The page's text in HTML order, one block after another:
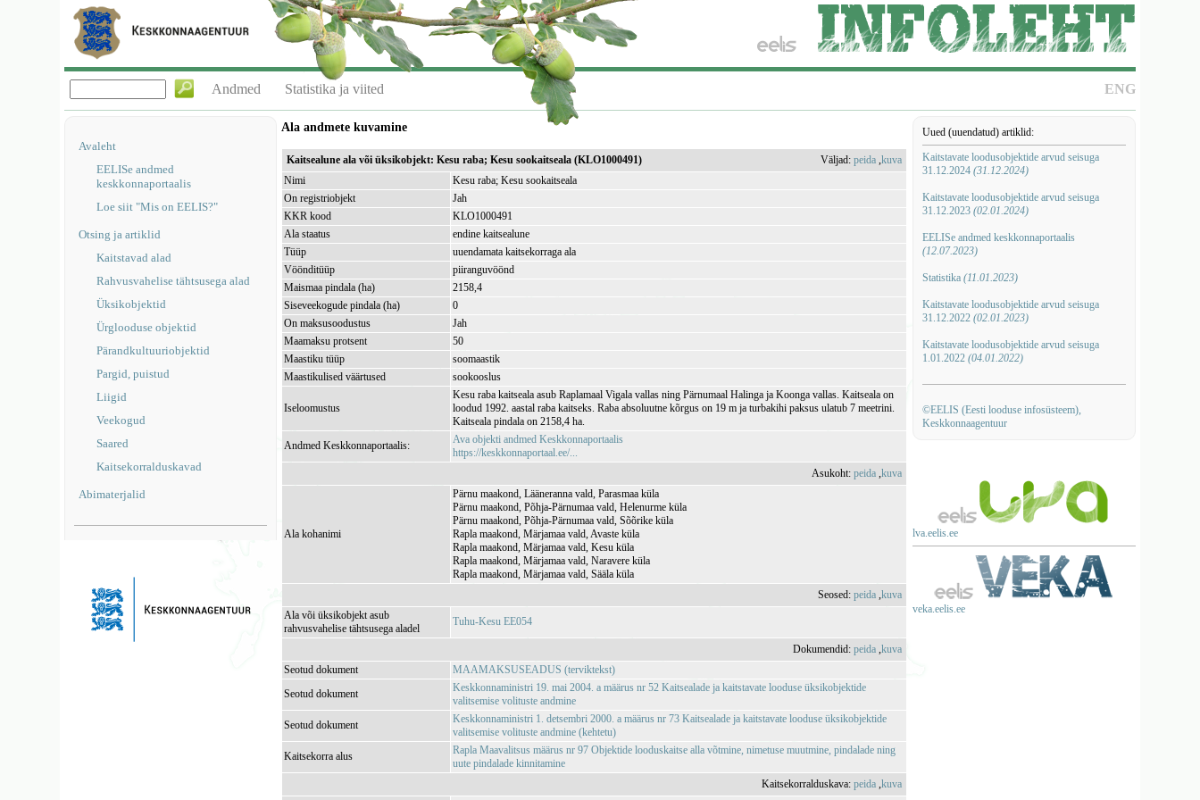
ENG
Andmed Statistika ja viited
Avaleht
EELISe andmed
keskkonnaportaalis
Loe siit "Mis on EELIS?"
Otsing ja artiklid
Kaitstavad alad
Rahvusvahelise tähtsusega alad
Üksikobjektid
Ürglooduse objektid
Pärandkultuuriobjektid
Pargid, puistud
Liigid
Veekogud
Saared
Kaitsekorralduskavad
Abimaterjalid
Uued (uuendatud) artiklid:
Kaitstavate loodusobjektide arvud seisuga
31.12.2024 (31.12.2024)
Kaitstavate loodusobjektide arvud seisuga
31.12.2023 (02.01.2024)
EELISe andmed keskkonnaportaalis
(12.07.2023)
Statistika (11.01.2023)
Kaitstavate loodusobjektide arvud seisuga
31.12.2022 (02.01.2023)
Kaitstavate loodusobjektide arvud seisuga
1.01.2022 (04.01.2022)
©EELIS (Eesti looduse infosüsteem),
Keskkonnaagentuur
lva.eelis.ee
veka.eelis.ee
Ala andmete kuvamine
Kaitsealune ala või üksikobjekt: Kesu raba; Kesu sookaitseala (KLO1000491) Väljad:peida ,kuva
Nimi
Kesu raba; Kesu sookaitseala
On registriobjekt
Jah
KKR kood
KLO1000491
Ala staatus
endine kaitsealune
Tüüp
uuendamata kaitsekorraga ala
Vöönditüüp
piiranguvöönd
Maismaa pindala (ha)
2158,4
Siseveekogude pindala (ha)
0
On maksusoodustus
Jah
Maamaksu protsent
50
Maastiku tüüp
soomaastik
Maastikulised väärtused
sookooslus
Iseloomustus
Kesu raba kaitseala asub Raplamaal Vigala vallas ning Pärnumaal Halinga ja Koonga vallas. Kaitseala on
loodud 1992. aastal raba kaitseks. Raba absoluutne kõrgus on 19 m ja turbakihi paksus ulatub 7 meetrini.
Kaitseala pindala on 2158,4 ha.
Andmed Keskkonnaportaalis:
Ava objekti andmed Keskkonnaportaalis
https://keskkonnaportaal.ee/...
Asukoht:peida ,kuva
Ala kohanimi
Pärnu maakond, Lääneranna vald, Parasmaa küla
Pärnu maakond, Põhja-Pärnumaa vald, Helenurme küla
Pärnu maakond, Põhja-Pärnumaa vald, Sõõrike küla
Rapla maakond, Märjamaa vald, Avaste küla
Rapla maakond, Märjamaa vald, Kesu küla
Rapla maakond, Märjamaa vald, Naravere küla
Rapla maakond, Märjamaa vald, Sääla küla
Seosed:peida ,kuva
Ala või üksikobjekt asub
rahvusvahelise tähtsusega aladel
Tuhu-Kesu EE054
Dokumendid:peida ,kuva
Seotud dokument
MAAMAKSUSEADUS (terviktekst)
Seotud dokument
Keskkonnaministri 19. mai 2004. a määrus nr 52 Kaitsealade ja kaitstavate looduse üksikobjektide
valitsemise volituste andmine
Seotud dokument
Keskkonnaministri 1. detsembri 2000. a määrus nr 73 Kaitsealade ja kaitstavate looduse üksikobjektide
valitsemise volituste andmine (kehtetu)
Kaitsekorra alus
Rapla Maavalitsus määrus nr 97 Objektide looduskaitse alla võtmine, nimetuse muutmine, pindalade ning
uute pindalade kinnitamine
Kaitsekorralduskava:peida ,kuva